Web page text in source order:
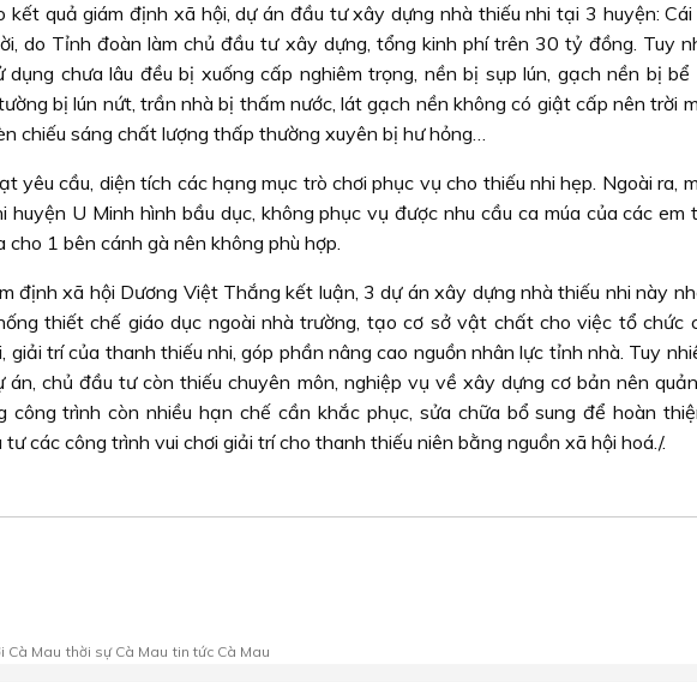
kết quả giám định xã hội, dự án đầu tư xây dựng nhà thiếu nhi tại 3 huyện: Cái
do Tỉnh đoàn làm chủ đầu tư xây dựng, tổng kinh phí trên 30 tỷ đồng. Tuy
chưa lâu đều bị xuống cấp nghiêm trọng, nền bị sụp lún, gạch nền bị bể
bị lún nứt, trần nhà bị thấm nước, lát gạch nền không có giật cấp nên trời
chiếu sáng chất lượng thấp thường xuyên bị hư hỏng…
yêu cầu, diện tích các hạng mục trò chơi phục vụ cho thiếu nhi hẹp. Ngoài ra,
huyện U Minh hình bầu dục, không phục vụ được nhu cầu ca múa của các em
cho 1 bên cánh gà nên không phù hợp.
định xã hội Dương Việt Thắng kết luận, 3 dự án xây dựng nhà thiếu nhi này
thiết chế giáo dục ngoài nhà trường, tạo cơ sở vật chất cho việc tổ chức
giải trí của thanh thiếu nhi, góp phần nâng cao nguồn nhân lực tỉnh nhà. Tuy
án, chủ đầu tư còn thiếu chuyên môn, nghiệp vụ về xây dựng cơ bản nên
công trình còn nhiều hạn chế cần khắc phục, sửa chữa bổ sung để hoàn
các công trình vui chơi giải trí cho thanh thiếu niên bằng nguồn xã hội hoá./.
Cà Mau thời sự Cà Mau tin tức Cà Mau